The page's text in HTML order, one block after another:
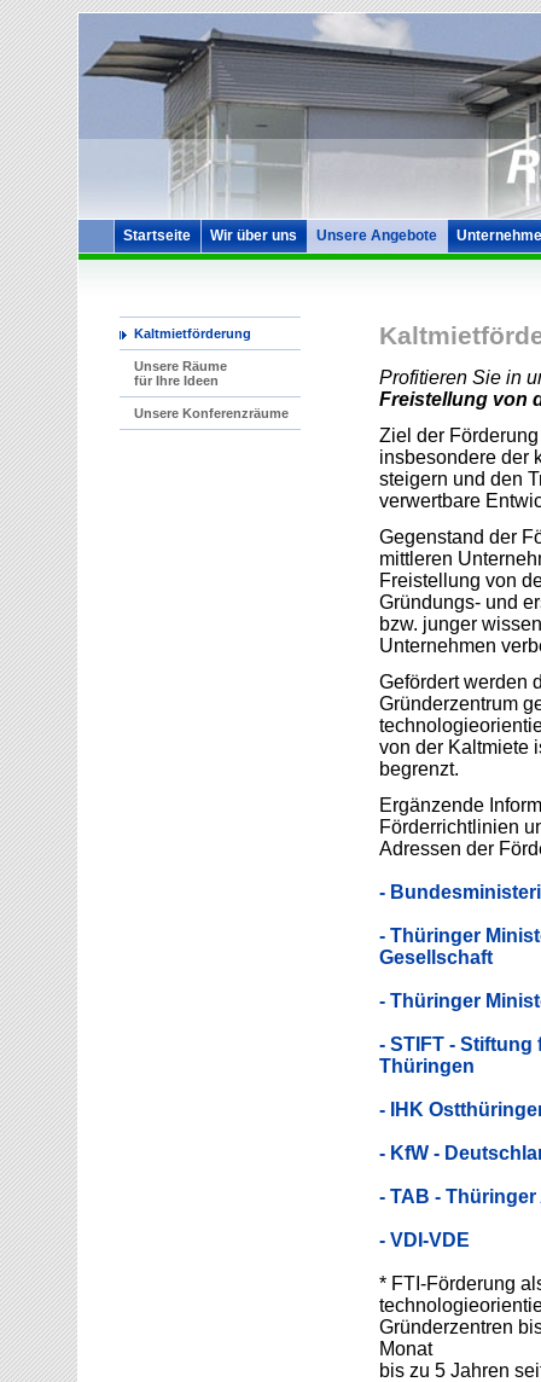
Startseite Wir über uns Unsere Angebote
Kaltmietförderung
Unsere Räume
für Ihre Ideen
Unsere Konferenzräume
Profitieren Sie in
Freistellung von
Ziel der
insbesondere der
steigern und den
verwertbare
Gegenstand der
mittleren
Freistellung von
Gründungs- und
bzw. junger
Unternehmen
Gefördert werden
Gründerzentrum
von der Kaltmiete
begrenzt.
Ergänzende
Förderrichtlinien
Adressen der
-
- Thüringer
Gesellschaft
- Thüringer
- STIFT -
Thüringen
- IHK
- KfW -
- TAB -
- VDI-VDE
* FTI-Förderung
Gründerzentren
Monat
bis zu 5 Jahren